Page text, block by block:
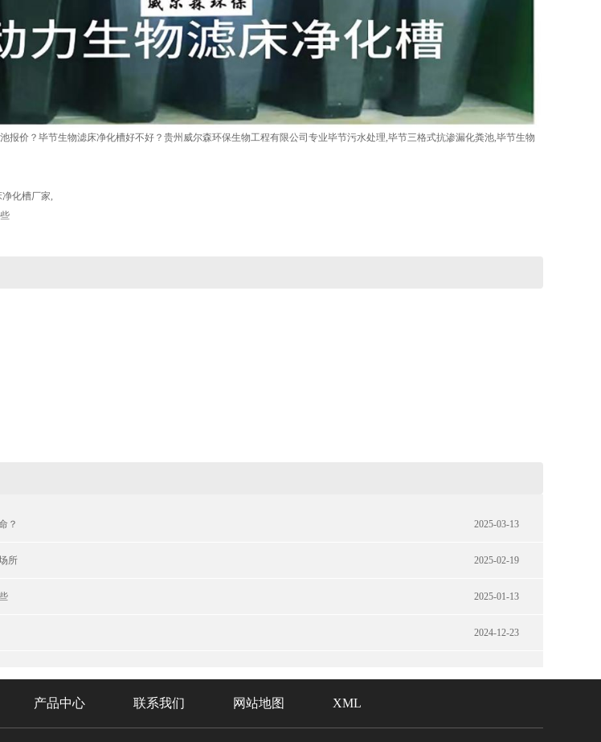
报价？毕节生物滤床净化槽好不好？贵州威尔森环保生物工程有限公司专业毕节污水处理,毕节三格式抗渗漏化粪池,毕节生物
化槽厂家
？ 2025-03-13
所 2025-02-19
2025-01-13
2024-12-23
产品中心 联系我们 网站地图 XML